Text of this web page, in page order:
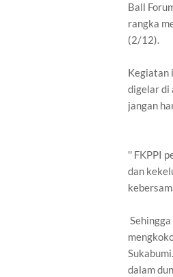
Ball
rangka
(2/12).
Kegiatan
digelar di
jangan
'' FKPPI
dan
dalam